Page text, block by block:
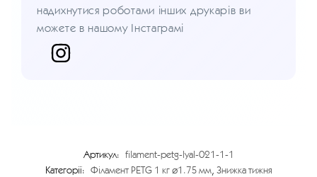
надихнутися роботами інших друкарів ви
можете в нашому Інстаграмі
Артикул: filament-petg-lyal-021-1-1
Категорії: Філамент PETG 1 кг ⌀1.75 мм, Знижка тижня